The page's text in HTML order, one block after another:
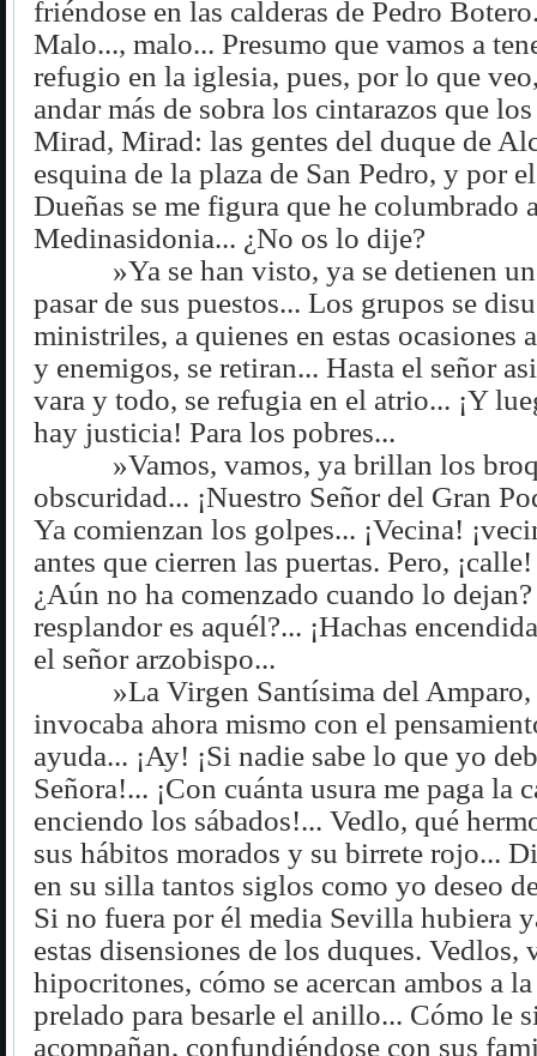
friéndose en las calderas de Pedro
Malo..., malo... Presumo que vamos a
refugio en la iglesia, pues, por lo que
andar más de sobra los cintarazos que
Mirad, Mirad: las gentes del duque de
esquina de la plaza de San Pedro, y por
Dueñas se me figura que he columbrado
Medinasidonia... ¿No os lo dije?
»Ya se han visto, ya se detienen
pasar de sus puestos... Los grupos se
ministriles, a quienes en estas ocasiones
y enemigos, se retiran... Hasta el señor
vara y todo, se refugia en el atrio... ¡Y
hay justicia! Para los pobres...
»Vamos, vamos, ya brillan los
obscuridad... ¡Nuestro Señor del Gran
Ya comienzan los golpes... ¡Vecina!
antes que cierren las puertas. Pero,
¿Aún no ha comenzado cuando lo
resplandor es aquél?... ¡Hachas
el señor arzobispo...
»La Virgen Santísima del
invocaba ahora mismo con el
ayuda... ¡Ay! ¡Si nadie sabe lo que yo
Señora!... ¡Con cuánta usura me paga la
enciendo los sábados!... Vedlo, qué
sus hábitos morados y su birrete rojo...
en su silla tantos siglos como yo deseo
Si no fuera por él media Sevilla hubiera
estas disensiones de los duques. Vedlos,
hipocritones, cómo se acercan ambos a
prelado para besarle el anillo... Cómo le
acompañan, confundiéndose con sus